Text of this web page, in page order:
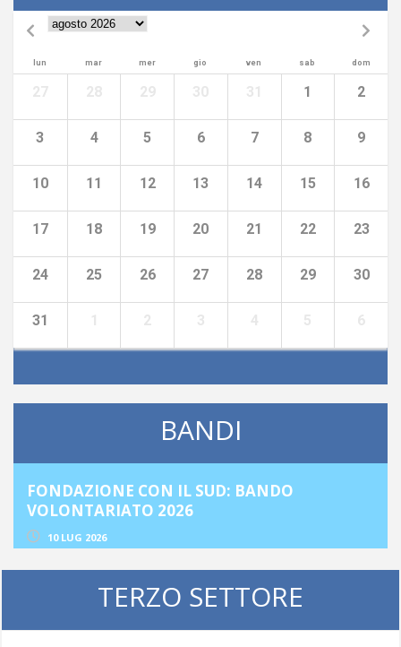
lun mar mer gio ven sab dom
1 2
3 4 5 6 7 8 9
10 11 12 13 14 15 16
17 18 19 20 21 22 23
24 25 26 27 28 29 30
31
BANDI
BANDO “OPPORTUNITÀ PER
MIGLIORE. PERCORSI DI
TERZO SETTORE